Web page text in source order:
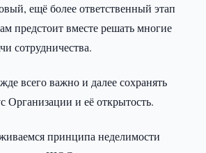
ещё более ответственный этап
предстоит вместе решать многие
сотрудничества.
всего важно и далее сохранять
Организации и её открытость.
принципа неделимости